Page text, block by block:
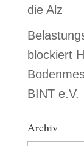
die Alz
blockiert
BINT e.V.
Archiv